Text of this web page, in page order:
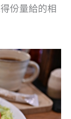
份量給的相